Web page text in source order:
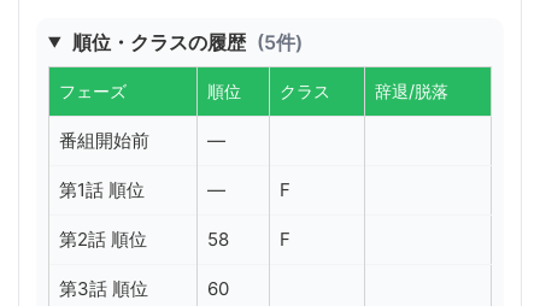
順位・クラスの履歴 (5件)
フェーズ 順位 クラス 辞退/脱落
番組開始前 —
第1話 順位 — F
第2話 順位 58 F
第3話 順位 60